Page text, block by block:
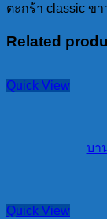
ตะกร้า classic ข
Related
Quick View
บา
Quick View